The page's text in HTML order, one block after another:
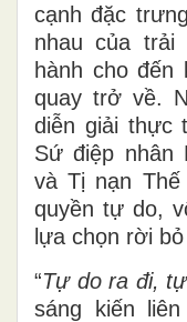
cạnh đặc
nhau của
hành chođến
quay trở về.
diễn giải thực
Sứ điệp nhân
và Tị nạn
quyền tự do,
lựa chọn rời
“Tự do ra đi,
sáng kiến